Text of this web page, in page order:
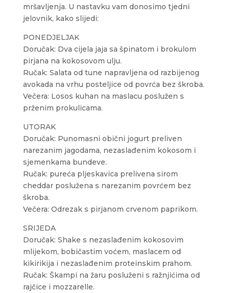
mršavljenja. U nastavku vam donosimo tjedni
jelovnik, kako slijedi:
PONEDJELJAK
Doručak: Dva cijela jaja sa špinatom i brokulom
pirjana na kokosovom ulju.
Ručak: Salata od tune napravljena od razbijenog
avokada na vrhu posteljice od povrća bez škroba.
Večera: Losos kuhan na maslacu poslužen s
prženim prokulicama.
UTORAK
Doručak: Punomasni obični jogurt preliven
narezanim jagodama, nezaslađenim kokosom i
sjemenkama bundeve.
Ručak: pureća pljeskavica prelivena sirom
cheddar poslužena s narezanim povrćem bez
škroba.
Večera: Odrezak s pirjanom crvenom paprikom.
SRIJEDA
Doručak: Shake s nezaslađenim kokosovim
mlijekom, bobičastim voćem, maslacem od
kikirikija i nezaslađenim proteinskim prahom.
Ručak: Škampi na žaru posluženi s ražnjićima od
rajčice i mozzarelle.